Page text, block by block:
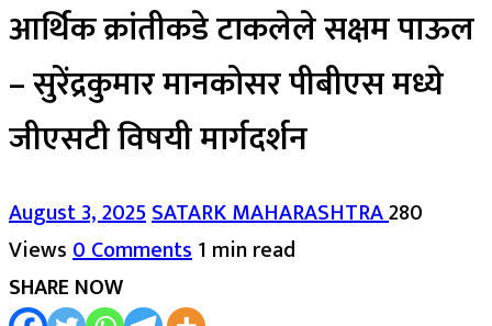
आर्थिक क्रांतीकडे टाकलेले सक्षम पाऊल
– सुरेंद्रकुमार मानकोसर पीबीएस मध्ये
जीएसटी विषयी मार्गदर्शन
August 3, 2025SATARK MAHARASHTRA280
Views0 Comments1 min read
SHARE NOW